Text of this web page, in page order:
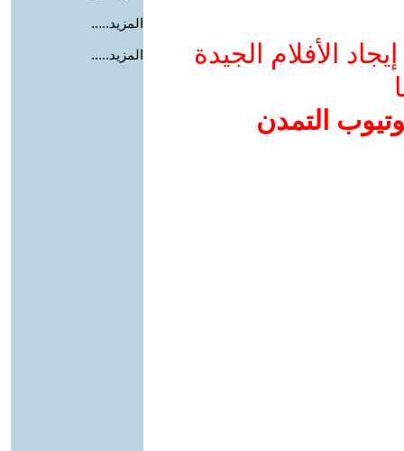
الأفلام الجيدة
التمدن
المزيد.....
المزيد.....